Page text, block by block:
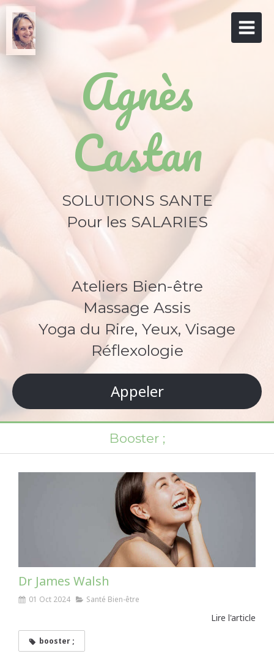
Agnès
Castan
SOLUTIONS SANTE
Pour les SALARIES
Ateliers Bien-être
Massage Assis
Yoga du Rire, Yeux, Visage
Réflexologie
Appeler
Booster ;
Dr James Walsh
01 Oct 2024 Santé Bien-être
Lire l'article
booster ;